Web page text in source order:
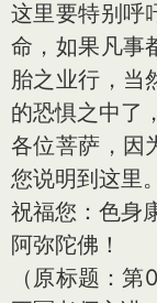
这里要特别呼
命，如果凡事
胎之业行，当
的恐惧之中了
各位菩萨，因
您说明到这里
祝福您：色身
阿弥陀佛！
（原标题：